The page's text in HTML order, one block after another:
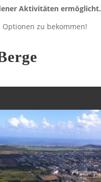
Aktivitäten ermöglicht.
zu bekommen!